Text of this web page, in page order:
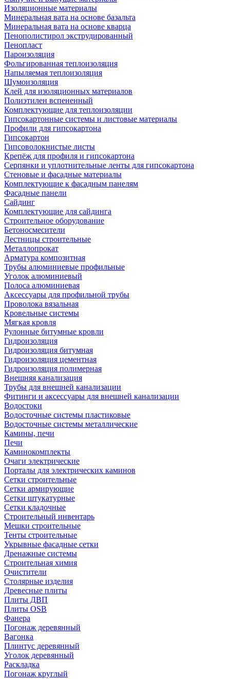
Изоляционные материалы
Минеральная вата на основе базальта
Минеральная вата на основе кварца
Пенополистирол экструдированный
Пенопласт
Пароизоляция
Фольгированная теплоизоляция
Напыляемая теплоизоляция
Шумоизоляция
Клей для изоляционных материалов
Полиэтилен вспененный
Комплектующие для теплоизоляции
Гипсокартонные системы и листовые материалы
Профили для гипсокартона
Гипсокартон
Гипсоволокнистые листы
Крепёж для профиля и гипсокартона
Серпянки и уплотнительные ленты для гипсокартона
Стеновые и фасадные материалы
Комплектующие к фасадным панелям
Фасадные панели
Сайдинг
Комплектующие для сайдинга
Строительное оборудование
Бетоносмесители
Лестницы строительные
Металлопрокат
Арматура композитная
Трубы алюминиевые профильные
Уголок алюминиевый
Полоса алюминиевая
Аксессуары для профильной трубы
Проволока вязальная
Кровельные системы
Мягкая кровля
Рулонные битумные кровли
Гидроизоляция
Гидроизоляция битумная
Гидроизоляция цементная
Гидроизоляция полимерная
Внешняя канализация
Трубы для внешней канализации
Фитинги и аксессуары для внешней канализации
Водостоки
Водосточные системы пластиковые
Водосточные системы металлические
Камины, печи
Печи
Каминокомплекты
Очаги электрические
Порталы для электрических каминов
Сетки строительные
Сетки армирующие
Сетки штукатурные
Сетки кладочные
Строительный инвентарь
Мешки строительные
Тенты строительные
Укрывные фасадные сетки
Дренажные системы
Строительная химия
Очистители
Столярные изделия
Древесные плиты
Плиты ДВП
Плиты OSB
Фанера
Погонаж деревянный
Вагонка
Плинтус деревянный
Уголок деревянный
Раскладка
Погонаж круглый